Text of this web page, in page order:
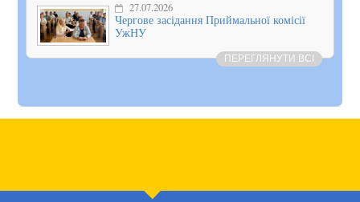
27.07.2026
Чергове засідання Приймальної комісії
УжНУ
ПЕРЕГЛЯНУТИ ВСІ